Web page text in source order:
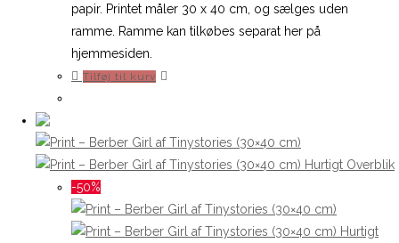
papir. Printet måler 30 x 40 cm, og sælges uden
ramme. Ramme kan tilkøbes separat her på
hjemmesiden.
Tilføj til kurv
Hurtigt Overblik
-50%
Hurtigt